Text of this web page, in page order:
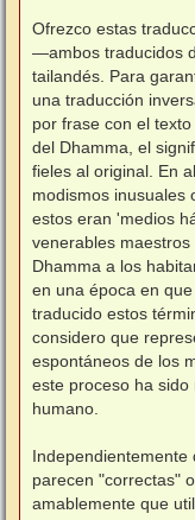
Ofrezco estas
—ambos traducidos
tailandés. Para
una traducción
por frase con el
del Dhamma, el
fieles al original. En
modismos inusuales
estos eran 'medios
venerables
Dhamma a los
en una época en
traducido estos
considero que
espontáneos de los
este proceso ha
humano.
Independientemente
parecen "correctas"
amablemente que